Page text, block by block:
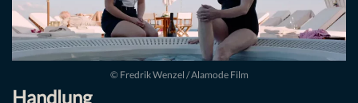
© Fredrik Wenzel / Alamode Film
Handlung